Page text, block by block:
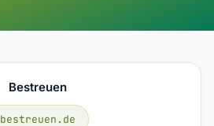
Bestreuen
bestreuen.de